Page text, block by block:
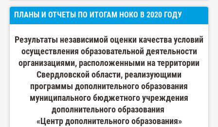
ПЛАНЫ И ОТЧЕТЫ ПО ИТОГАМ НОКО В 2020 ГОДУ
Результаты независимой оценки качества условий
осуществления образовательной деятельности
организациями, расположенными на территории
Свердловской области, реализующими
программы дополнительного образования
муниципального бюджетного учреждения
дополнительного образования
«Центр дополнительного образования»